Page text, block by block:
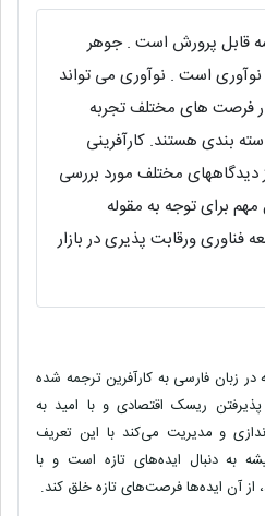
قابل پرورش است . جوهر
نوآوری است . نوآوری می تواند
فرصت های مختلف تجربه
بندی هستند. کارآفرینی
مختلف مورد بررسی
برای توجه به مقوله
فناوری ورقابت پذیری در بازار
در زبان فارسی به کارآفرین ترجمه شده
ریسک اقتصادی و با امید به
و مدیریت می‌کند با این تعریف
به دنبال ایده‌های تازه است و با
آن ایده‌ها فرصت‌های تازه خلق کند.